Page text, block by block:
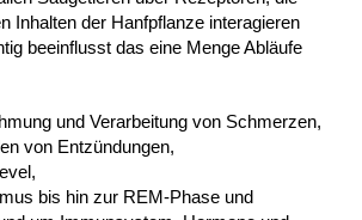
Inhalten der Hanfpflanze interagieren
beeinflusst das eine Menge Abläufe
und Verarbeitung von Schmerzen,
von Entzündungen,
bis hin zur REM-Phase und